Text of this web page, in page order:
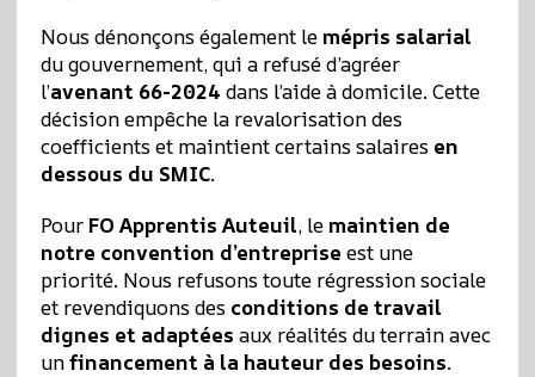
Nous dénonçons également lemépris salarial
du gouvernement, qui a refusé d’agréer
l’avenant 66-2024 dans l’aide à domicile. Cette
décision empêche la revalorisation des
coefficients et maintient certains salaires en
dessous du SMIC.
PourFO Apprentis Auteuil, lemaintien de
notre convention d’entreprise est une
priorité. Nous refusons toute régression sociale
et revendiquons des conditions de travail
dignes et adaptées aux réalités du terrain avec
unfinancement à la hauteur des besoins.